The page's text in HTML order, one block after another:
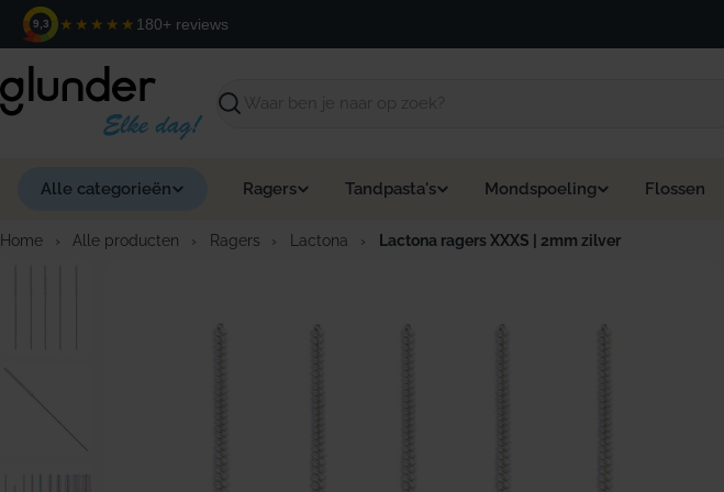
naar
inhoud
9,3 ★★★★★ 180+ reviews
Zoeken
Alle categorieën Ragers Tandpasta's Mondspoeling Flossen
Home › Alle producten › Ragers › Lactona › Lactona ragers XXXS | 2mm zilver